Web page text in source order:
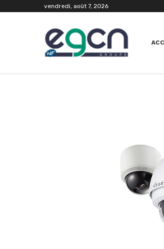
vendredi, août 7, 2026